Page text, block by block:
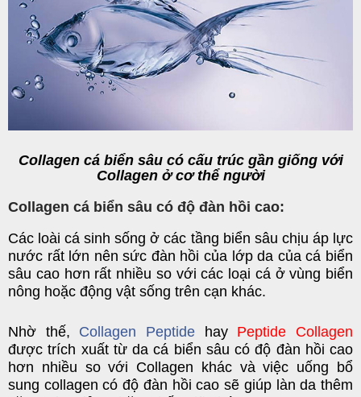
Collagen cá biển sâu có cấu trúc gần giống với
Collagen ở cơ thể người
Collagen cá biển sâu có độ đàn hồi cao:
Các loài cá sinh sống ở các tầng biển sâu chịu áp lực
nước rất lớn nên sức đàn hồi của lớp da của cá biển
sâu cao hơn rất nhiều so với các loại cá ở vùng biển
nông hoặc động vật sống trên cạn khác.
Nhờ thế, Collagen Peptide hay Peptide Collagen
được trích xuất từ da cá biển sâu có độ đàn hồi cao
hơn nhiều so với Collagen khác và việc uống bổ
sung collagen có độ đàn hồi cao sẽ giúp làn da thêm